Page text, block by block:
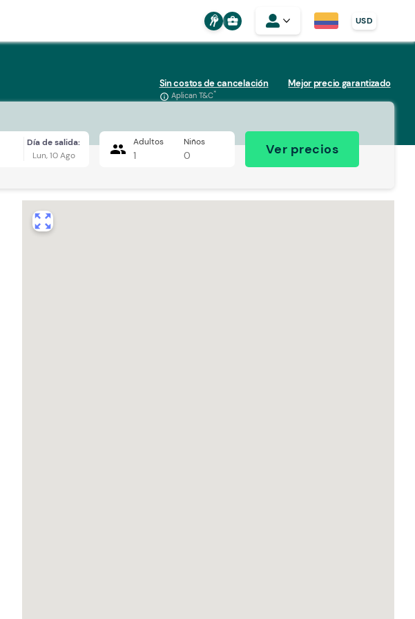
business_center USD
Sin costos de cancelación
info_outline Aplican T&C*
Mejor precio garantizado
Día de salida:
Lun, 10 Ago
people Adultos
1
Niños
0 Ver precios
zoom_out_map